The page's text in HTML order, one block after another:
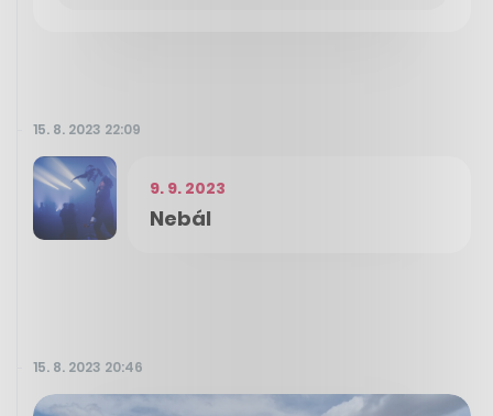
15. 8. 2023 22:09
9. 9. 2023
Nebál
15. 8. 2023 20:46